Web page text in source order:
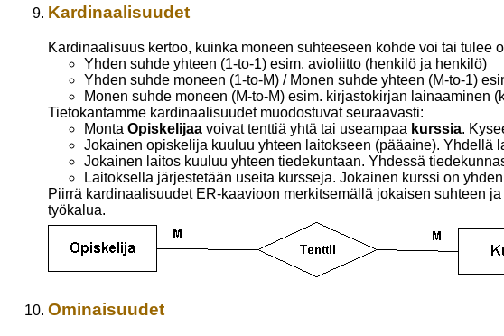
Kardinaalisuudet
Kardinaalisuus kertoo, kuinka moneen suhteeseen kohde voi tai tulee
Yhden suhde yhteen (1-to-1) esim. avioliitto (henkilö ja henkilö)
Yhden suhde moneen (1-to-M) / Monen suhde yhteen (M-to-1)
Monen suhde moneen (M-to-M) esim. kirjastokirjan lainaaminen
Tietokantamme kardinaalisuudet muodostuvat seuraavasti:
MontaOpiskelijaa voivat tenttiä yhtä tai useampaa kurssia.
Jokainen opiskelija kuuluu yhteen laitokseen (pääaine).
Jokainen laitos kuuluu yhteen tiedekuntaan. Yhdessä
Laitoksella järjestetään useita kursseja. Jokainen kurssi on
Piirrä kardinaalisuudet ER-kaavioon merkitsemällä jokaisen suhteen
työkalua.
Ominaisuudet